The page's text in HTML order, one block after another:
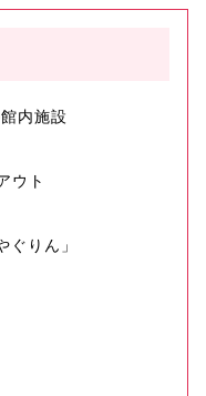
内施設
ウト
ぐりん」